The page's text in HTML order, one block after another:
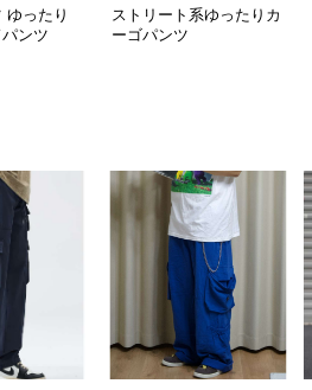
ゆったり
ンツ
ストリート系ゆったりカ
ーゴパンツ